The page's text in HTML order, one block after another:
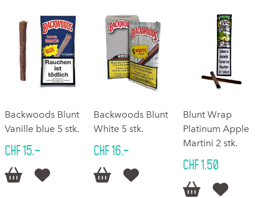
Backwoods Blunt
Vanille blue 5 stk.
CHF 15.–
 
Backwoods Blunt
White 5 stk.
CHF 16.–
 
Blunt Wrap
Platinum Apple
Martini 2 stk.
CHF 1.50
 